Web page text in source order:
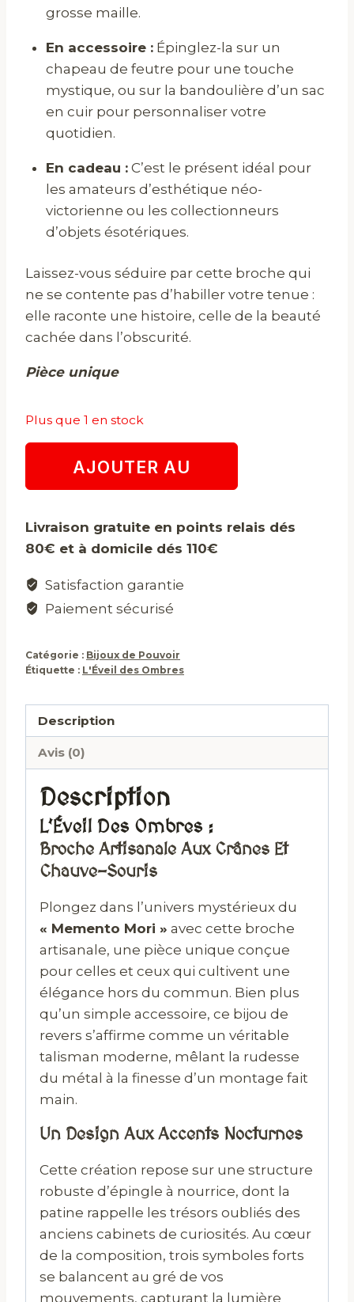
grosse maille.
En accessoire :Épinglez-la sur un
chapeau de feutre pour une touche
mystique, ou sur la bandoulière d’un sac
en cuir pour personnaliser votre
quotidien.
En cadeau :C’est le présent idéal pour
les amateurs d’esthétique néo-
victorienne ou les collectionneurs
d’objets ésotériques.
Laissez-vous séduire par cette broche qui
ne se contente pas d’habiller votre tenue :
elle raconte une histoire, celle de la beauté
cachée dans l’obscurité.
Pièce unique
Plus que 1 en stock
L'Éveil
AJOUTER AU
Livraison gratuite en points relais dés
80€ et à domicile dés 110€
Satisfaction garantie
Paiement sécurisé
Catégorie : Bijoux de Pouvoir
Étiquette : L'Éveil des Ombres
Description
Avis (0)
Description
L’Éveil Des Ombres :
Broche Artisanale Aux Crânes Et
Chauve-Souris
Plongez dans l’univers mystérieux du
« Memento Mori » avec cette broche
artisanale, une pièce unique conçue
pour celles et ceux qui cultivent une
élégance hors du commun. Bien plus
qu’un simple accessoire, ce bijou de
revers s’affirme comme un véritable
talisman moderne, mêlant la rudesse
du métal à la finesse d’un montage fait
main.
Un Design Aux Accents Nocturnes
Cette création repose sur une structure
robuste d’épingle à nourrice, dont la
patine rappelle les trésors oubliés des
anciens cabinets de curiosités. Au cœur
de la composition, trois symboles forts
se balancent au gré de vos
mouvements, capturant la lumière